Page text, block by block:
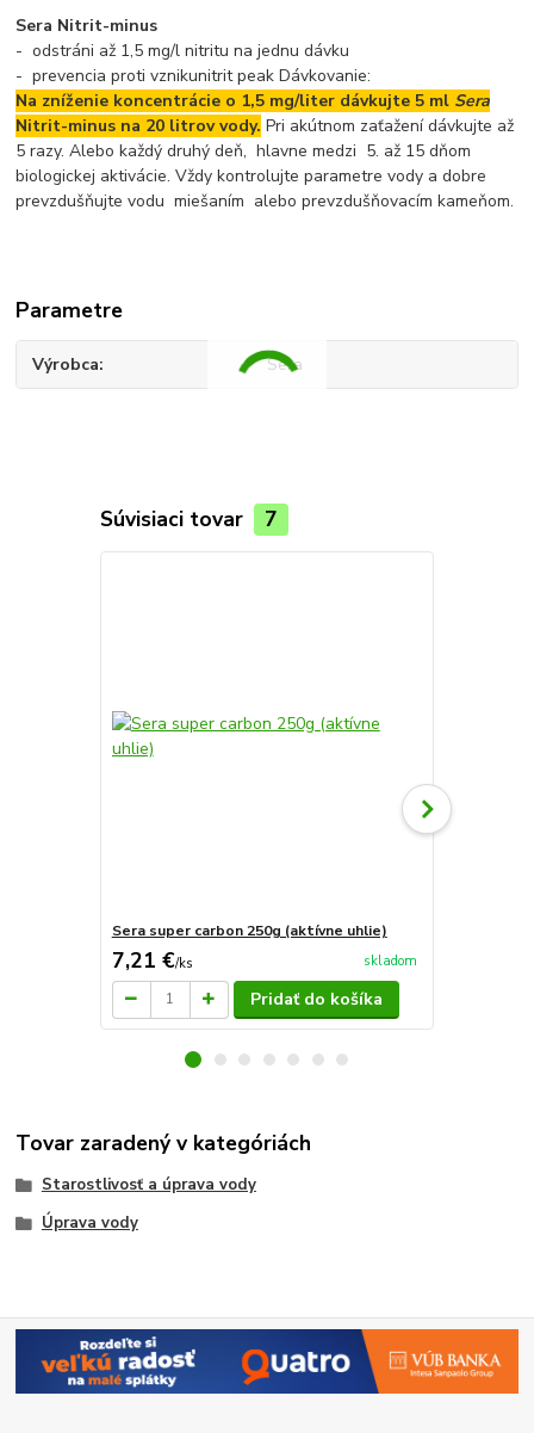
Sera Nitrit-minus
- odstráni až 1,5 mg/l nitritu na jednu dávku
- prevencia proti vznikunitrit peak Dávkovanie:
Na zníženie koncentrácie o 1,5 mg/liter dávkujte 5 ml Sera
Nitrit-minus na 20 litrov vody. Pri akútnom zaťažení dávkujte až
5 razy. Alebo každý druhý deň, hlavne medzi 5. až 15 dňom
biologickej aktivácie. Vždy kontrolujte parametre vody a dobre
prevzdušňujte vodu miešaním alebo prevzdušňovacím kameňom.
Parametre
Výrobca Sera
Súvisiaci tovar 7
Sera super carbon 250g (aktívne uhlie)
7,21 €/ks skladom
Pridať do košíka
Tovar zaradený v kategóriách
Starostlivosť a úprava vody
Úprava vody